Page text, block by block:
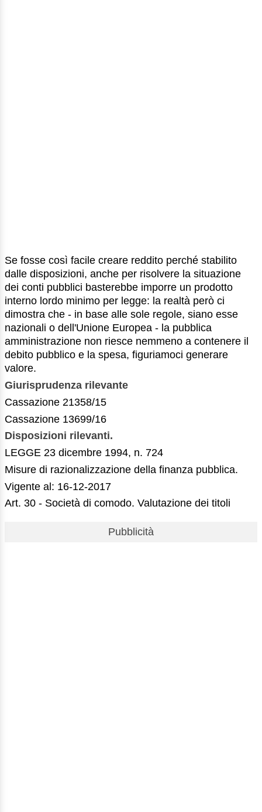
Se fosse così facile creare reddito perché stabilito
dalle disposizioni, anche per risolvere la situazione
dei conti pubblici basterebbe imporre un prodotto
interno lordo minimo per legge: la realtà però ci
dimostra che - in base alle sole regole, siano esse
nazionali o dell'Unione Europea - la pubblica
amministrazione non riesce nemmeno a contenere il
debito pubblico e la spesa, figuriamoci generare
valore.
Giurisprudenza rilevante
Cassazione 21358/15
Cassazione 13699/16
Disposizioni rilevanti.
LEGGE 23 dicembre 1994, n. 724
Misure di razionalizzazione della finanza pubblica.
Vigente al: 16-12-2017
Art. 30 - Società di comodo. Valutazione dei titoli
Pubblicità